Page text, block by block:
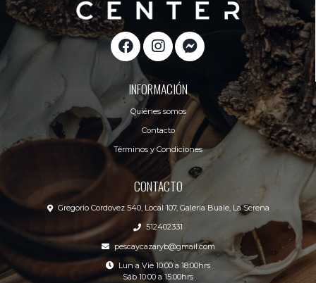
INFORMACIÓN
Quiénes somos
Contacto
Términos y Condiciones
CONTACTO
Gregorio Cordovez 540, Local 107, Galeria Buale, La Serena
512402331
pescaycazaryb@gmail.com
Lun a Vie 10:00 a 18:00hrs
Sáb 10:00 a 15:00hrs